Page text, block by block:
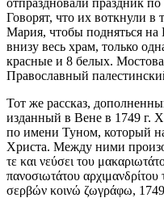
Говорят, что их воткнули в
Мария, чтобы подняться на
внизу весь храм, только
красные и 8 белых.
Православный
Тот же рассказ,
изданный в Вене в 1749 г.
по имени Туном, который
Христа. Между ними
τε και νεύσει του
πανοσιωτάτου
σερβών κοινώ ζωγράφω,